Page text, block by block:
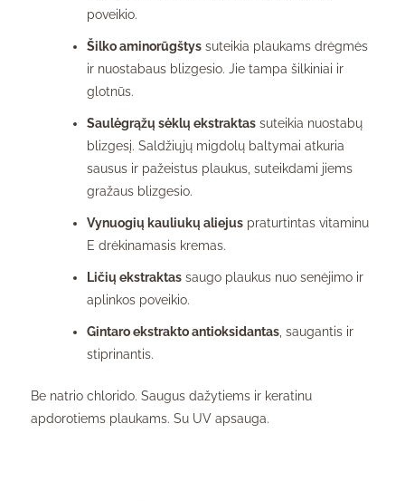
poveikio.
Šilko aminorūgštys suteikia plaukams drėgmės
ir nuostabaus blizgesio. Jie tampa šilkiniai ir
glotnūs.
Saulėgrąžų sėklų ekstraktas suteikia nuostabų
blizgesį. Saldžiųjų migdolų baltymai atkuria
sausus ir pažeistus plaukus, suteikdami jiems
gražaus blizgesio.
Vynuogių kauliukų aliejus praturtintas vitaminu
E drėkinamasis kremas.
Ličių ekstraktas saugo plaukus nuo senėjimo ir
aplinkos poveikio.
Gintaro ekstrakto antioksidantas , saugantis ir
stiprinantis.
Be natrio chlorido. Saugus dažytiems ir keratinu
apdorotiems plaukams. Su UV apsauga.